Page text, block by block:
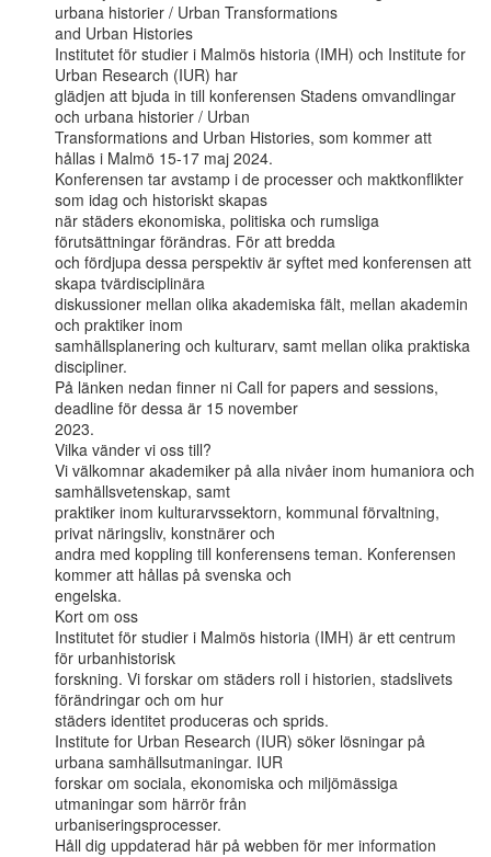
urbana historier / Urban Transformations
and Urban Histories
Institutet för studier i Malmös historia (IMH) och Institute for
Urban Research (IUR) har
glädjen att bjuda in till konferensen Stadens omvandlingar
och urbana historier / Urban
Transformations and Urban Histories, som kommer att
hållas i Malmö 15-17 maj 2024.
Konferensen tar avstamp i de processer och maktkonflikter
som idag och historiskt skapas
när städers ekonomiska, politiska och rumsliga
förutsättningar förändras. För att bredda
och fördjupa dessa perspektiv är syftet med konferensen att
skapa tvärdisciplinära
diskussioner mellan olika akademiska fält, mellan akademin
och praktiker inom
samhällsplanering och kulturarv, samt mellan olika praktiska
discipliner.
På länken nedan finner ni Call for papers and sessions,
deadline för dessa är 15 november
2023.
Vilka vänder vi oss till?
Vi välkomnar akademiker på alla nivåer inom humaniora och
samhällsvetenskap, samt
praktiker inom kulturarvssektorn, kommunal förvaltning,
privat näringsliv, konstnärer och
andra med koppling till konferensens teman. Konferensen
kommer att hållas på svenska och
engelska.
Kort om oss
Institutet för studier i Malmös historia (IMH) är ett centrum
för urbanhistorisk
forskning. Vi forskar om städers roll i historien, stadslivets
förändringar och om hur
städers identitet produceras och sprids.
Institute for Urban Research (IUR) söker lösningar på
urbana samhällsutmaningar. IUR
forskar om sociala, ekonomiska och miljömässiga
utmaningar som härrör från
urbaniseringsprocesser.
Håll dig uppdaterad här på webben för mer information